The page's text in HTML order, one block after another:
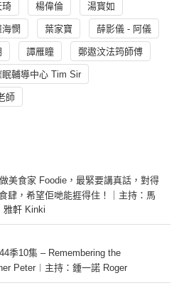
琦 楊偉倫 湯寳如
海憫 葉家寶 薛影儀 - 阿儀
譚雁瞳 鄭遨汶法筠師傅
眠輔導中心 Tim Sir
師
美食家 Foodie，最緊要講真話，對得
肆，希望佢哋能捱得住！｜主持：馬
雅軒 Kinki
季10集 – Remembering the
Peter︱主持：鍾一諾 Roger